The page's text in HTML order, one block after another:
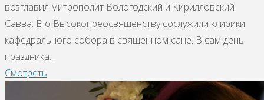
возглавил митрополит Вологодский и Кирилловский
Савва. Его Высокопреосвященству сослужили клирики
кафедрального собора в священном сане. В сам день
праздника...
Смотреть